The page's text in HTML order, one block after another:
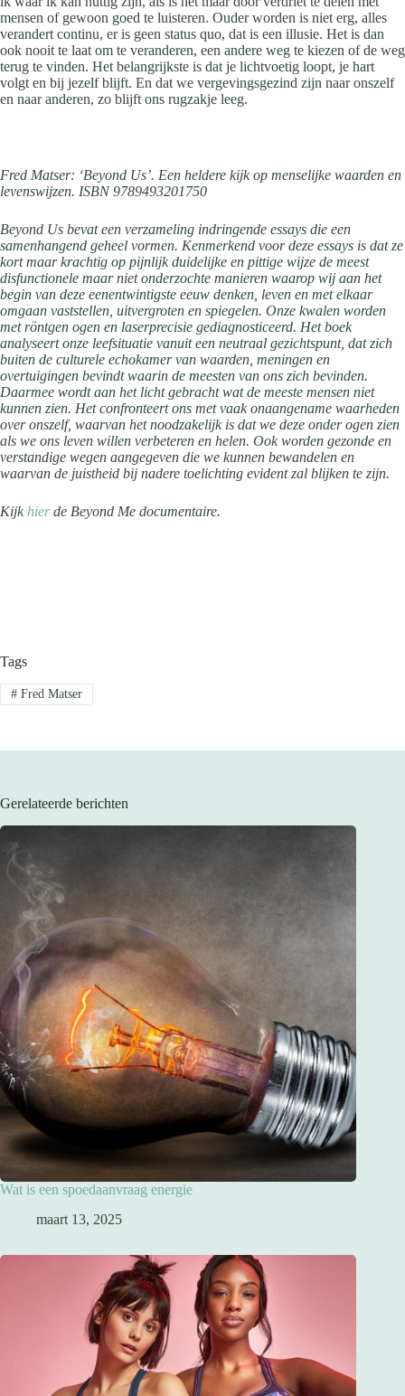
mensen of gewoon goed te luisteren. Ouder worden is niet erg, alles
verandert continu, er is geen status quo, dat is een illusie. Het is dan
ook nooit te laat om te veranderen, een andere weg te kiezen of de weg
terug te vinden. Het belangrijkste is dat je lichtvoetig loopt, je hart
volgt en bij jezelf blijft. En dat we vergevingsgezind zijn naar onszelf
en naar anderen, zo blijft ons rugzakje leeg.
Fred Matser: ‘Beyond Us’. Een heldere kijk op menselijke waarden en
levenswijzen. ISBN 9789493201750
Beyond Us bevat een verzameling indringende essays die een
samenhangend geheel vormen. Kenmerkend voor deze essays is dat ze
kort maar krachtig op pijnlijk duidelijke en pittige wijze de meest
disfunctionele maar niet onderzochte manieren waarop wij aan het
begin van deze eenentwintigste eeuw denken, leven en met elkaar
omgaan vaststellen, uitvergroten en spiegelen. Onze kwalen worden
met röntgen ogen en laserprecisie gediagnosticeerd. Het boek
analyseert onze leefsituatie vanuit een neutraal gezichtspunt, dat zich
buiten de culturele echokamer van waarden, meningen en
overtuigingen bevindt waarin de meesten van ons zich bevinden.
Daarmee wordt aan het licht gebracht wat de meeste mensen niet
kunnen zien. Het confronteert ons met vaak onaangename waarheden
over onszelf, waarvan het noodzakelijk is dat we deze onder ogen zien
als we ons leven willen verbeteren en helen. Ook worden gezonde en
verstandige wegen aangegeven die we kunnen bewandelen en
waarvan de juistheid bij nadere toelichting evident zal blijken te zijn.
Kijk hierde Beyond Me documentaire.
Tags
#Fred Matser
Gerelateerde berichten
Wat is een spoedaanvraag energie
maart 13, 2025